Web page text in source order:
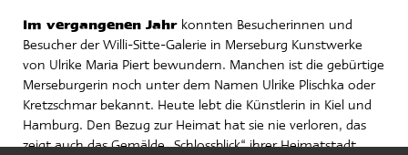
Im vergangenen Jahr konnten Besucherinnen und
Besucher der Willi-Sitte-Galerie in Merseburg Kunstwerke
von Ulrike Maria Piert bewundern. Manchen ist die gebürtige
Merseburgerin noch unter dem Namen Ulrike Plischka oder
Kretzschmar bekannt. Heute lebt die Künstlerin in Kiel und
Hamburg. Den Bezug zur Heimat hat sie nie verloren, das
zeigt auch das Gemälde „Schlossblick“ ihrer Heimatstadt